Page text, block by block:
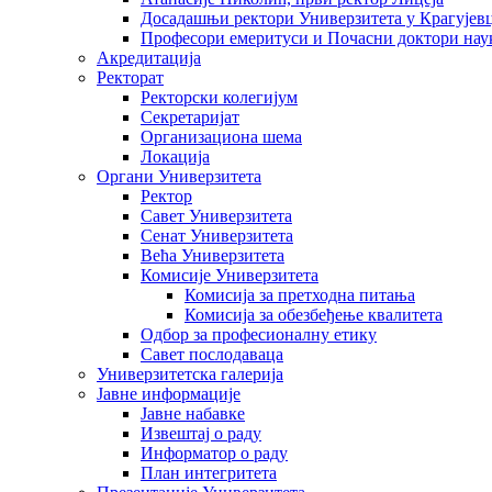
Досадашњи ректори Универзитета у
Професори емеритуси и Почасни доктори
Акредитација
Ректорат
Ректорски колегијум
Секретаријат
Организациона шема
Локација
Органи Универзитета
Ректор
Савет Универзитета
Сенат Универзитета
Већа Универзитета
Комисије Универзитета
Комисија за претходна питања
Комисија за обезбеђење квалитета
Одбор за професионалну етику
Савет послодаваца
Универзитетска галерија
Јавне информације
Јавне набавке
Извештај о раду
Информатор о раду
План интегритета